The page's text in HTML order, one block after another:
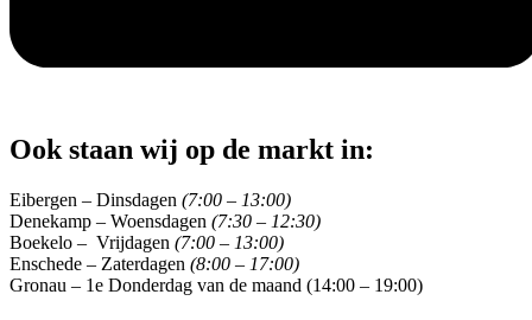
Ook staan wij op de markt in:
Eibergen – Dinsdagen (7:00 – 13:00)
Denekamp – Woensdagen (7:30 – 12:30)
Boekelo – Vrijdagen (7:00 – 13:00)
Enschede – Zaterdagen (8:00 – 17:00)
Gronau – 1e Donderdag van de maand (14:00 – 19:00)